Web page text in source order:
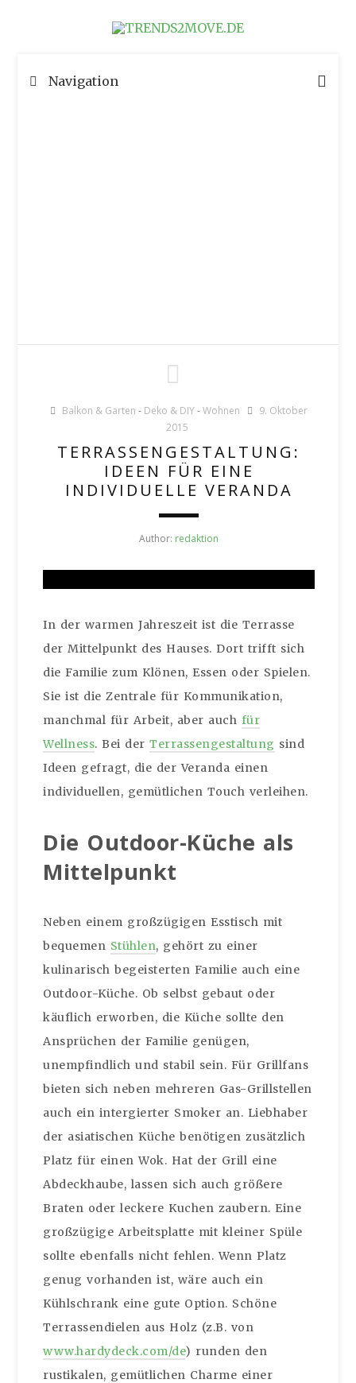
Navigation
Balkon & Garten - Deko & DIY-Wohnen
9. Oktober
2015
TERRASSENGESTALTUNG:
IDEEN FÜR EINE
INDIVIDUELLE VERANDA
Author: redaktion
In der warmen Jahreszeit ist die Terrasse
der Mittelpunkt des Hauses. Dort trifft sich
die Familie zum Klönen, Essen oder Spielen.
Sie ist die Zentrale für Kommunikation,
manchmal für Arbeit, aber auch für
Wellness. Bei derTerrassengestaltung sind
Ideen gefragt, die der Veranda einen
individuellen, gemütlichen Touch verleihen.
Die Outdoor-Küche als
Mittelpunkt
Neben einem großzügigen Esstisch mit
bequemen Stühlen, gehört zu einer
kulinarisch begeisterten Familie auch eine
Outdoor-Küche. Ob selbst gebaut oder
käuflich erworben, die Küche sollte den
Ansprüchen der Familie genügen,
unempfindlich und stabil sein. Für Grillfans
bieten sich neben mehreren Gas-Grillstellen
auch ein intergierter Smoker an. Liebhaber
der asiatischen Küche benötigen zusätzlich
Platz für einen Wok. Hat der Grill eine
Abdeckhaube, lassen sich auch größere
Braten oder leckere Kuchen zaubern. Eine
großzügige Arbeitsplatte mit kleiner Spüle
sollte ebenfalls nicht fehlen. Wenn Platz
genug vorhanden ist, wäre auch ein
Kühlschrank eine gute Option. Schöne
Terrassendielen aus Holz (z.B. von
www.hardydeck.com/de) runden den
rustikalen, gemütlichen Charme einer